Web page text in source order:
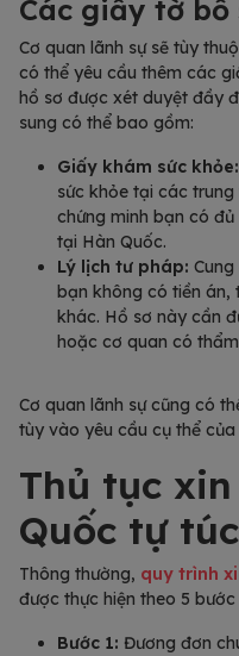
Các giấy tờ bổ
Cơ quan lãnh sự sẽ tùy
có thể yêu cầu thêm các
hồ sơ được xét duyệt đầy
sung có thể bao gồm:
Giấy khám sức khỏe:
sức khỏe tại các
chứng minh bạn có
tại Hàn Quốc.
Lý lịch tư pháp:
bạn không có tiền án,
khác. Hồ sơ này cần
hoặc cơ quan có
Cơ quan lãnh sự cũng có
tùy vào yêu cầu cụ thể
Thủ tục xin
Quốc tự túc
Thông thường, quy trình
được thực hiện theo 5 bước
Bước 1: Đương đơn